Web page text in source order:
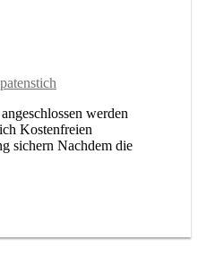
werden
Kostenfreien
sichern Nachdem die